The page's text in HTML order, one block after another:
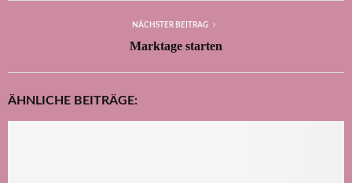
NÄCHSTER BEITRAG
Marktage starten
ÄHNLICHE BEITRÄGE: